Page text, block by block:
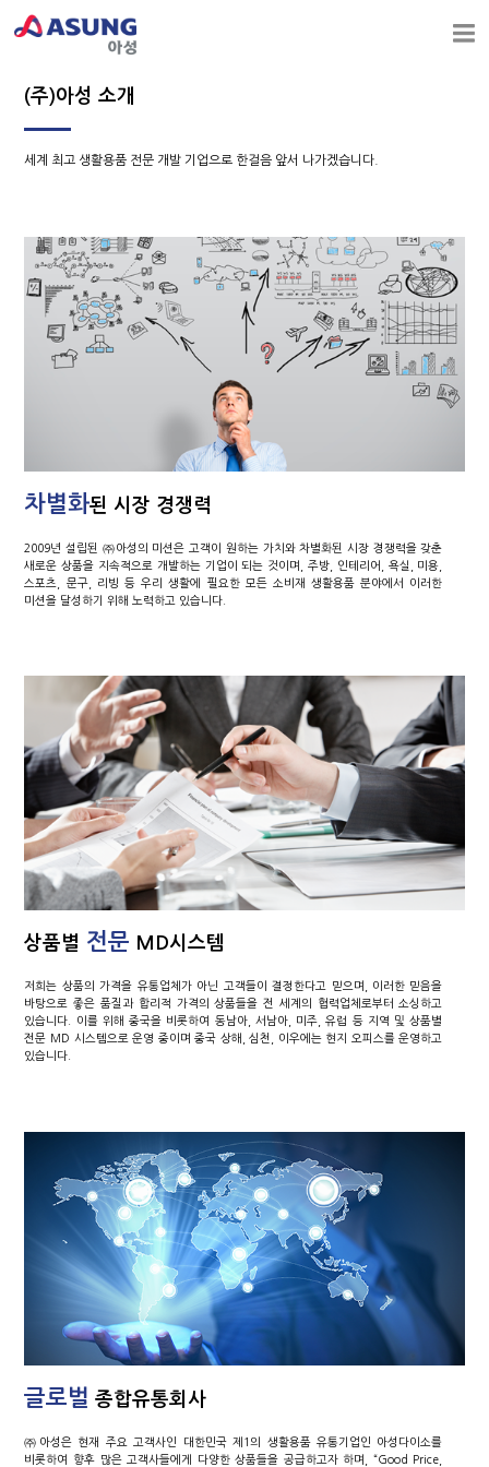
(주)아성 소개
세계 최고 생활용품 전문 개발 기업으로 한걸음 앞서 나가겠습니다.
차별화된 시장 경쟁력
2009년 설립된 ㈜아성의 미션은 고객이 원하는 가치와 차별화된 시장 경쟁력을 갖춘
새로운 상품을 지속적으로 개발하는 기업이 되는 것이며, 주방, 인테리어, 욕실, 미용,
스포츠, 문구, 리빙 등 우리 생활에 필요한 모든 소비재 생활용품 분야에서 이러한
미션을 달성하기 위해 노력하고 있습니다.
상품별 전문 MD시스템
저희는 상품의 가격을 유통업체가 아닌 고객들이 결정한다고 믿으며, 이러한 믿음을
바탕으로 좋은 품질과 합리적 가격의 상품들을 전 세계의 협력업체로부터 소싱하고
있습니다. 이를 위해 중국을 비롯하여 동남아, 서남아, 미주, 유럽 등 지역 및 상품별
전문 MD 시스템으로 운영 중이며 중국 상해, 심천, 이우에는 현지 오피스를 운영하고
있습니다.
글로벌 종합유통회사
㈜아성은 현재 주요 고객사인 대한민국 제1의 생활용품 유통기업인 아성다이소를
비롯하여 향후 많은 고객사들에게 다양한 상품들을 공급하고자 하며, “Good Price,